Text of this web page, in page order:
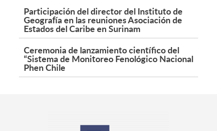
Participación del director del Instituto de
Geografía en las reuniones Asociación de
Estados del Caribe en Surinam
Ceremonia de lanzamiento científico del
“Sistema de Monitoreo Fenológico Nacional
Phen Chile